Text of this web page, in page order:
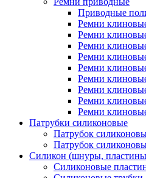
Приводные
Ремни
Ремни
Ремни
Ремни
Ремни
Ремни
Ремни
Ремни
Ремни
Патрубки силиконовые
Патрубок
Патрубок
Силикон (шнуры,
Силиконовые